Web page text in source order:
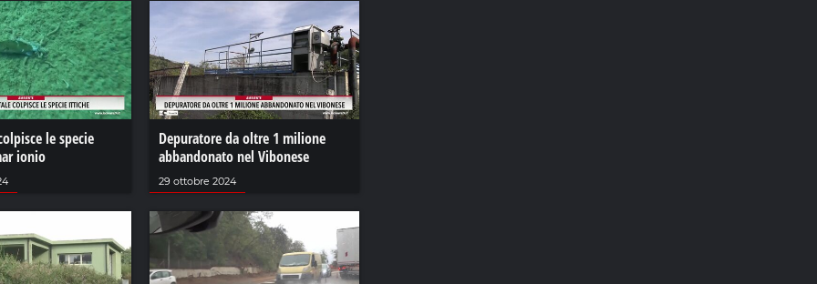
le specie
ionio
Depuratore da oltre 1 milione
abbandonato nel Vibonese
29 ottobre 2024